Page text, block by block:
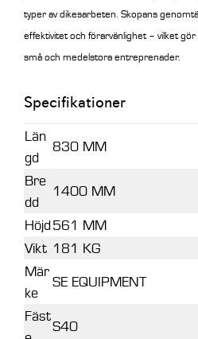
typer av dikesarbeten. Skopans
effektivitet och förarvänlighet – vilket
små och medelstora entreprenader.
Specifikationer
Län
gd
830 MM
Bre
dd
1400 MM
Höjd561 MM
Vikt 181 KG
Mär
ke
SE EQUIPMENT
Fäst
S40